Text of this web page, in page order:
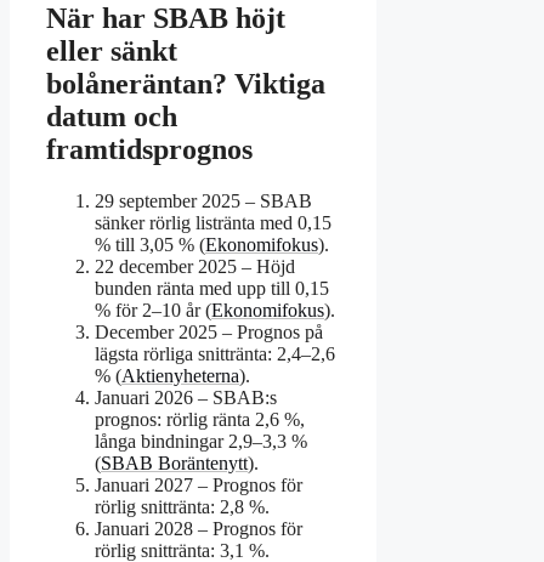
När har SBAB höjt
eller sänkt
bolåneräntan? Viktiga
datum och
framtidsprognos
29 september 2025 – SBAB
sänker rörlig listränta med 0,15
% till 3,05 % (Ekonomifokus).
22 december 2025 – Höjd
bunden ränta med upp till 0,15
% för 2–10 år (Ekonomifokus).
December 2025 – Prognos på
lägsta rörliga snittränta: 2,4–2,6
% (Aktienyheterna).
Januari 2026 – SBAB:s
prognos: rörlig ränta 2,6 %,
långa bindningar 2,9–3,3 %
(SBAB Boräntenytt).
Januari 2027 – Prognos för
rörlig snittränta: 2,8 %.
Januari 2028 – Prognos för
rörlig snittränta: 3,1 %.